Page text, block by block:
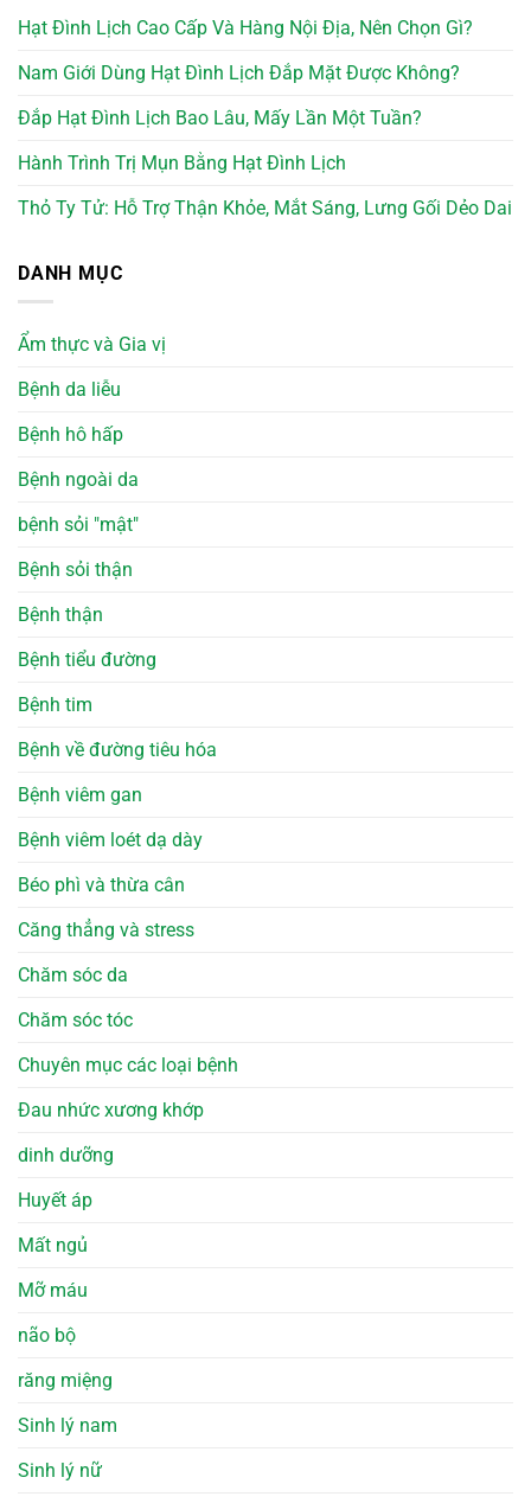
Hạt Đình Lịch Cao Cấp Và Hàng Nội Địa, Nên Chọn Gì?
Nam Giới Dùng Hạt Đình Lịch Đắp Mặt Được Không?
Đắp Hạt Đình Lịch Bao Lâu, Mấy Lần Một Tuần?
Hành Trình Trị Mụn Bằng Hạt Đình Lịch
Thỏ Ty Tử: Hỗ Trợ Thận Khỏe, Mắt Sáng, Lưng Gối Dẻo Dai
DANH MỤC
Ẩm thực và Gia vị
Bệnh da liễu
Bệnh hô hấp
Bệnh ngoài da
bệnh sỏi "mật"
Bệnh sỏi thận
Bệnh thận
Bệnh tiểu đường
Bệnh tim
Bệnh về đường tiêu hóa
Bệnh viêm gan
Bệnh viêm loét dạ dày
Béo phì và thừa cân
Căng thẳng và stress
Chăm sóc da
Chăm sóc tóc
Chuyên mục các loại bệnh
Đau nhức xương khớp
dinh dưỡng
Huyết áp
Mất ngủ
Mỡ máu
não bộ
răng miệng
Sinh lý nam
Sinh lý nữ